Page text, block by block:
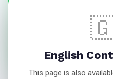
özel çözümler için teklif
Bize Ulaşın
English
This page is also